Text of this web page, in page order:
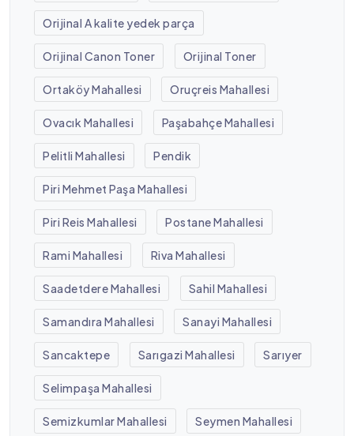
Orijinal A kalite yedek parça
Orijinal Canon Toner Orijinal Toner
Ortaköy Mahallesi Oruçreis Mahallesi
Ovacık Mahallesi Paşabahçe Mahallesi
Pelitli Mahallesi Pendik
Piri Mehmet Paşa Mahallesi
Piri Reis Mahallesi Postane Mahallesi
Rami Mahallesi Riva Mahallesi
Saadetdere Mahallesi Sahil Mahallesi
Samandıra Mahallesi Sanayi Mahallesi
Sancaktepe Sarıgazi Mahallesi Sarıyer
Selimpaşa Mahallesi
Semizkumlar Mahallesi Seymen Mahallesi